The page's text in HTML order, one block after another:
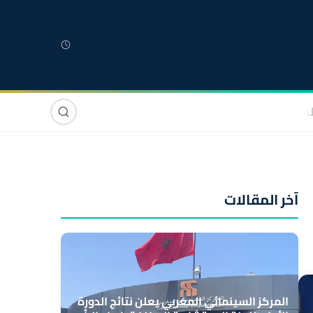
صوت وصورة
آخر المقالات
المركز السينمائي المغربي يعلن نتائج الدورة